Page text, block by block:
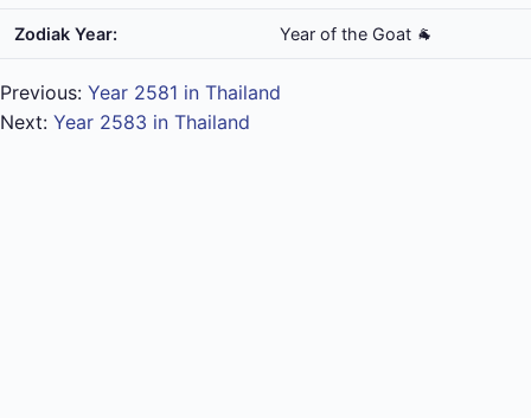
Zodiak Year: Year of the Goat 🐐
Previous: Year 2581 in Thailand
Next: Year 2583 in Thailand